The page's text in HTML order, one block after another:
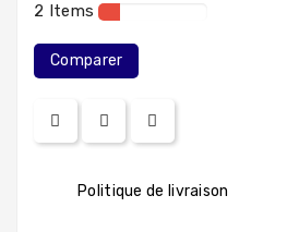
2 Items
Comparer
Politique de livraison